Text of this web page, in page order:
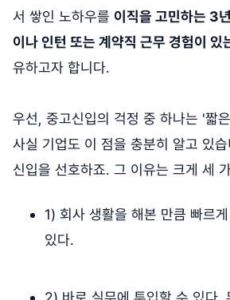
서 쌓인 노하우를 이직을 고민하는 3
이나 인턴 또는 계약직 근무 경험이 있
유하고자 합니다.
우선, 중고신입의 걱정 중 하나는 '짧
사실 기업도 이 점을 충분히 알고 있
신입을 선호하죠. 그 이유는 크게 세
1) 회사 생활을 해본 만큼 빠르
있다.